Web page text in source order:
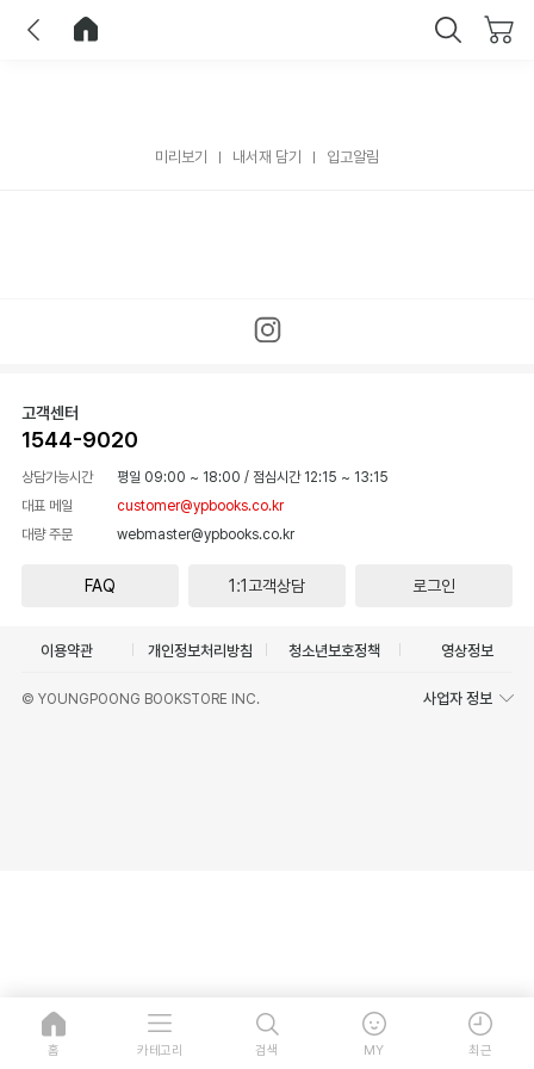
미리보기 내서재 담기 입고알림
고객센터
1544-9020
상담가능시간 평일 09:00 ~ 18:00 / 점심시간 12:15 ~ 13:15
대표 메일
customer@ypbooks.co.kr
대량 주문
webmaster@ypbooks.co.kr
FAQ 1:1고객상담 로그인
이용약관 개인정보처리방침 청소년보호정책 영상정보
© YOUNGPOONG BOOKSTORE INC. 사업자 정보
홈 카테고리 검색 MY 최근